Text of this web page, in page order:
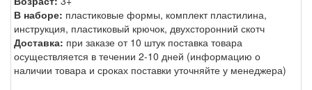
В наборе: пластиковые формы, комплект пластилина,
инструкция, пластиковый крючок, двухсторонний скотч
Доставка: при заказе от 10 штук поставка товара
осуществляется в течении 2-10 дней (информацию о
наличии товара и сроках поставки уточняйте у менеджера)